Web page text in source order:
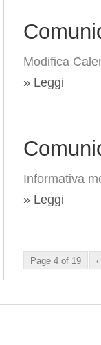
Modifica
» Leggi
Informativa
» Leggi
Page 4 of 19